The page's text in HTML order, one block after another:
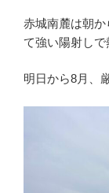
赤城南麓は朝
て強い陽射しで
明日から8月、